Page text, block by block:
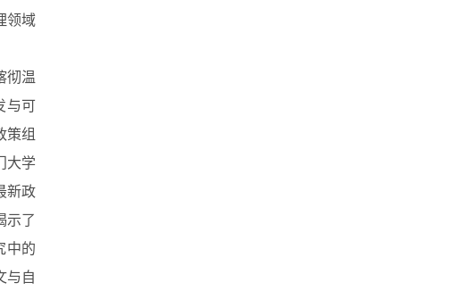
领域
彻温
与可
策组
大学
新政
示了
中的
与自